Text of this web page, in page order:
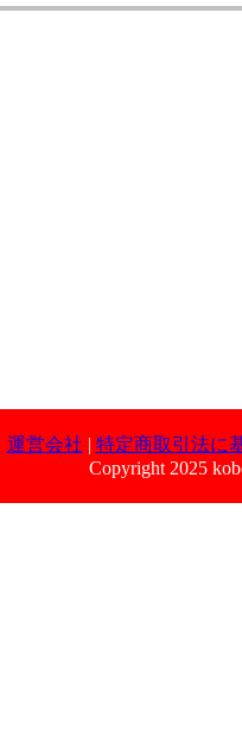
運営会社 | 特定商取引法に
Copyright 2025